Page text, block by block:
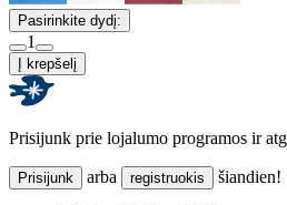
Pasirinkite dydį:
1
Į krepšelį
Prisijunk prie lojalumo programos ir
Prisijunk arba registruokis šiandien!